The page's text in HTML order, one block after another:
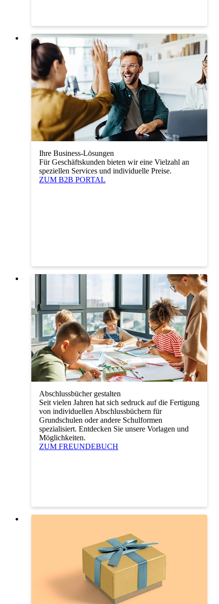
Ihre Business-Lösungen
Für Geschäftskunden bieten wir eine Vielzahl an
speziellen Services und individuelle Preise.
ZUM B2B PORTAL
Abschlussbücher gestalten
Seit vielen Jahren hat sich sedruck auf die Fertigung
von individuellen Abschlussbüchern für
Grundschulen oder andere Schulformen
spezialisiert. Entdecken Sie unsere Vorlagen und
Möglichkeiten.
ZUM FREUNDEBUCH